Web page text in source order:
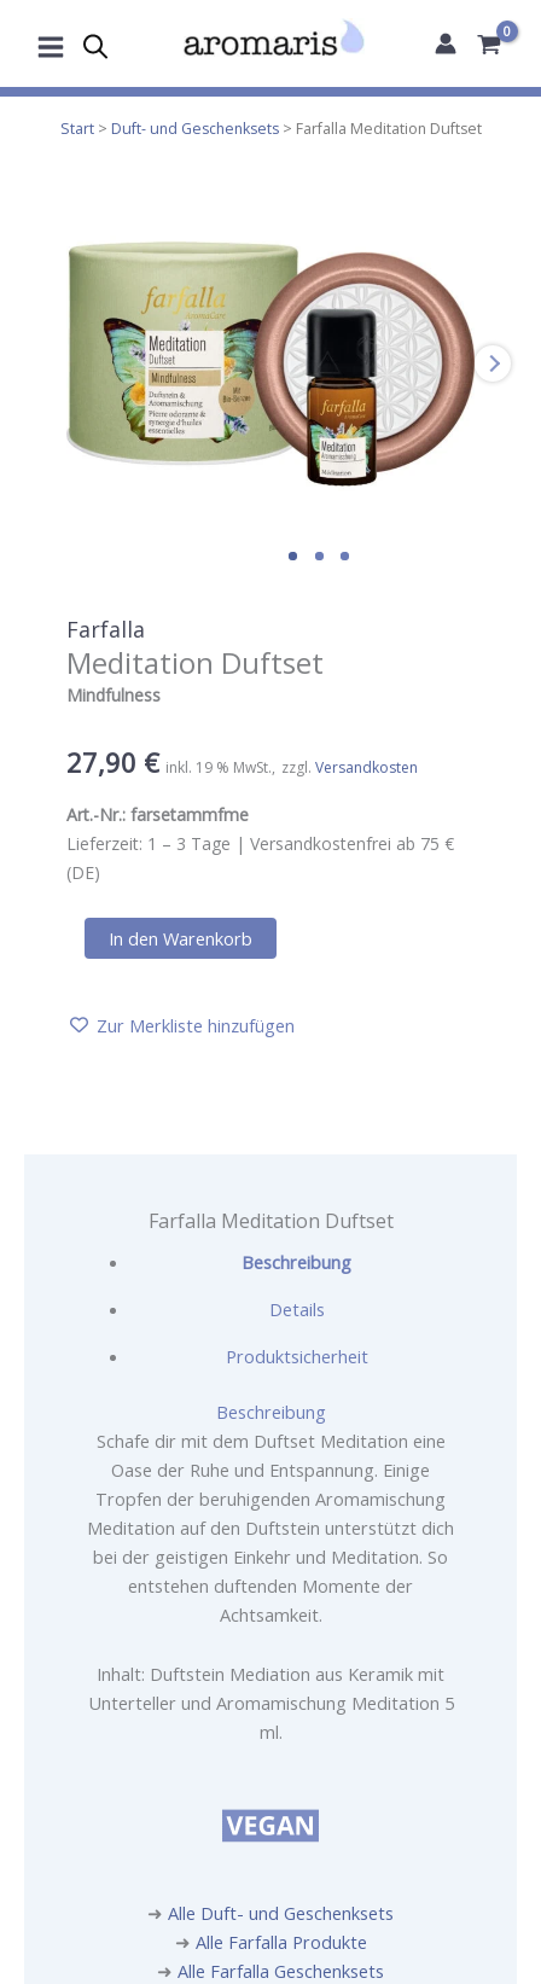
Inhalt
Start> Duft- und Geschenksets> Farfalla Meditation Duftset
Farfalla
Meditation Duftset
Mindfulness
27,90 € inkl. 19 % MwSt. zzgl. Versandkosten
Art.-Nr.: farsetammfme
Lieferzeit: 1 – 3 Tage | Versandkostenfrei ab 75 €
(DE)
Farfalla
Meditation
In den Warenkorb
Zur Merkliste hinzufügen
Farfalla Meditation Duftset
Beschreibung
Details
Produktsicherheit
Beschreibung
Schafe dir mit dem Duftset Meditation eine
Oase der Ruhe und Entspannung. Einige
Tropfen der beruhigenden Aromamischung
Meditation auf den Duftstein unterstützt dich
bei der geistigen Einkehr und Meditation. So
entstehen duftenden Momente der
Achtsamkeit.
Inhalt: Duftstein Mediation aus Keramik mit
Unterteller und Aromamischung Meditation 5
ml.
➜ Alle Duft- und Geschenksets
➜ Alle Farfalla Produkte
➜ Alle Farfalla Geschenksets